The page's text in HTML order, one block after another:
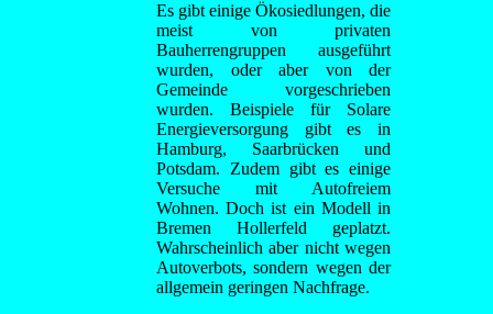
Es gibt einige Ökosiedlungen, die
meist von privaten
Bauherrengruppen ausgeführt
wurden, oder aber von der
Gemeinde vorgeschrieben
wurden. Beispiele für Solare
Energieversorgung gibt es in
Hamburg, Saarbrücken und
Potsdam. Zudem gibt es einige
Versuche mit Autofreiem
Wohnen. Doch ist ein Modell in
Bremen Hollerfeld geplatzt.
Wahrscheinlich aber nicht wegen
Autoverbots, sondern wegen der
allgemein geringen Nachfrage.